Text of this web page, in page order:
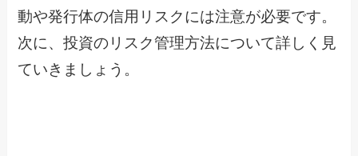
動や発行体の信用リスクには注意が必要です。
次に、投資のリスク管理方法について詳しく見
ていきましょう。